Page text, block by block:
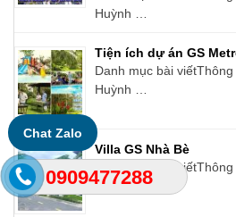
Huỳnh …
Tiện ích dự án GS
Danh mục bài
Huỳnh …
Villa GS Nhà Bè
Danh mục bài
Huỳnh …
Chat Zalo
0909477288